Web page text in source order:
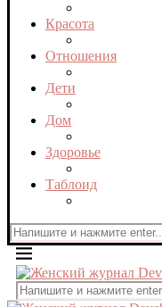
Красота
Отношения
Дети
Дом
Здоровье
Таблоид